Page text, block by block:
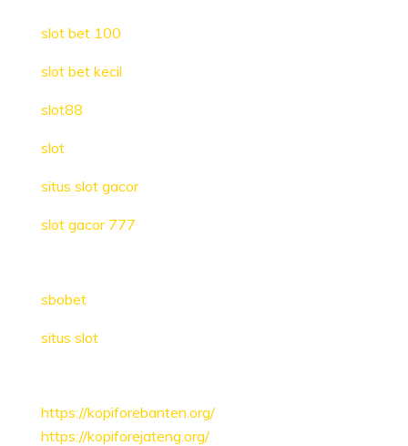
slot bet 100
slot bet kecil
slot88
slot
situs slot gacor
slot gacor 777
sbobet
situs slot
https://kopiforebanten.org/
https://kopiforejateng.org/